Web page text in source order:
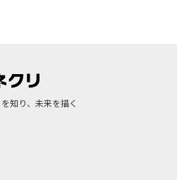
知り、未来を描く